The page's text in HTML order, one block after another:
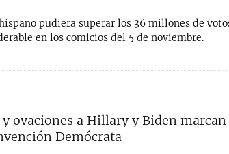
pudiera superar los 36 millones de
en los comicios del 5 de noviembre.
ovaciones a Hillary y Biden
Demócrata